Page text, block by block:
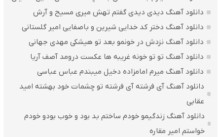
دانلود آهنگ دیدی دیدی گفتم تهش میری مسیح و آرش
دانلود آهنگ دختر کد خدایی شیرین و باصفایی امیر گلستانی
دانلود آهنگ نزدش در خونمو بعد تو هیشکی مهدی جهانی
دانلود آهنگ تو تو خونه غریبه ها عکست درومد آصف آریا
دانلود آهنگ میرم امامزاده دخیل میبندم عباس عباسی
دانلود آهنگ آی فرشته آی فرشته تو چشمات خود بهشته امید
عقابی
دانلود آهنگ زندگیمو خودم ساختم بد بود و خوب بودو خودم
خواستم امیر مقاره